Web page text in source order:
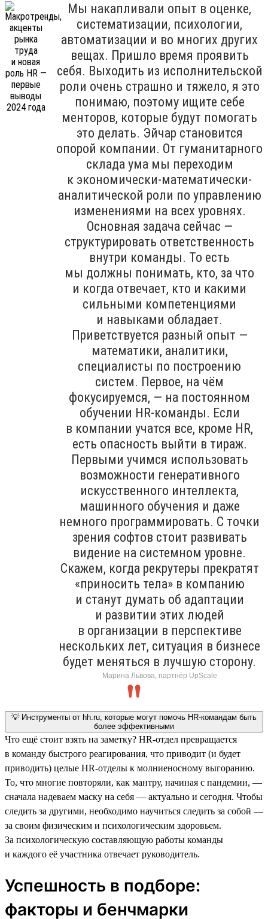
Мы накапливали опыт в оценке,
систематизации, психологии,
автоматизации и во многих других
вещах. Пришло время проявить
себя. Выходить из исполнительской
роли очень страшно и тяжело, я это
понимаю, поэтому ищите себе
менторов, которые будут помогать
это делать. Эйчар становится
опорой компании. От гуманитарного
склада ума мы переходим
к экономически-математически-
аналитической роли по управлению
изменениями на всех уровнях.
Основная задача сейчас —
структурировать ответственность
внутри команды. То есть
мы должны понимать, кто, за что
и когда отвечает, кто и какими
сильными компетенциями
и навыками обладает.
Приветствуется разный опыт —
математики, аналитики,
специалисты по построению
систем. Первое, на чём
фокусируемся, — на постоянном
обучении HR-команды. Если
в компании учатся все, кроме HR,
есть опасность выйти в тираж.
Первыми учимся использовать
возможности генеративного
искусственного интеллекта,
машинного обучения и даже
немного программировать. С точки
зрения софтов стоит развивать
видение на системном уровне.
Скажем, когда рекрутеры прекратят
«приносить тела» в компанию
и станут думать об адаптации
и развитии этих людей
в организации в перспективе
нескольких лет, ситуация в бизнесе
будет меняться в лучшую сторону.
Марина Львова, партнёр UpScale
💡 Инструменты от hh.ru, которые могут помочь HR-командам быть
более эффективными
Что ещё стоит взять на заметку? HR-отдел превращается
в команду быстрого реагирования, что приводит (и будет
приводить) целые HR-отделы к молниеносному выгоранию.
То, что многие повторяли, как мантру, начиная с пандемии, —
сначала надеваем маску на себя — актуально и сегодня. Чтобы
следить за другими, необходимо научиться следить за собой —
за своим физическим и психологическим здоровьем.
За психологическую составляющую работы команды
и каждого её участника отвечает руководитель.
Успешность в подборе:
факторы и бенчмарки